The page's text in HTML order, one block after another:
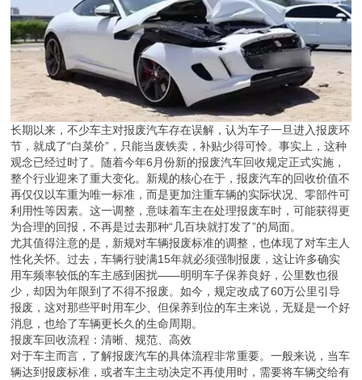
长期以来，不少车主对报废汽车存在误解，认为车子一旦进入报废环
节，就成了“白菜价”，只能当废铁卖，补贴少得可怜。事实上，这种
观念已经过时了。随着今年6月份新的报废汽车回收规定正式实施，
整个行业迎来了重大变化。新规的核心在于，报废汽车的回收价值不
再仅仅以车重为唯一标准，而是更加注重车辆的实际状况、零部件可
利用性等因素。这一调整，意味着车主在处理报废车时，可能获得更
为合理的回报，不再是过去那种“几百块就打发了”的局面。
尤其值得注意的是，新规对车辆报废标准的调整，也体现了对车主人
性化关怀。过去，车辆行驶满15年就必须强制报废，这让许多确实
用车频率较低的车主感到困扰——明明车子保养良好，公里数也很
少，却因为年限到了不得不报废。如今，规定改成了60万公里引导
报废，这对那些平时用车少、但保养到位的车主来说，无疑是一个好
消息，也给了车辆更长久的生命周期。
报废车回收流程：清晰、规范、高效
对于车主而言，了解报废汽车的具体流程非常重要。一般来说，当车
辆达到报废标准，或者车主主动决定不再使用时，需要将车辆交给有